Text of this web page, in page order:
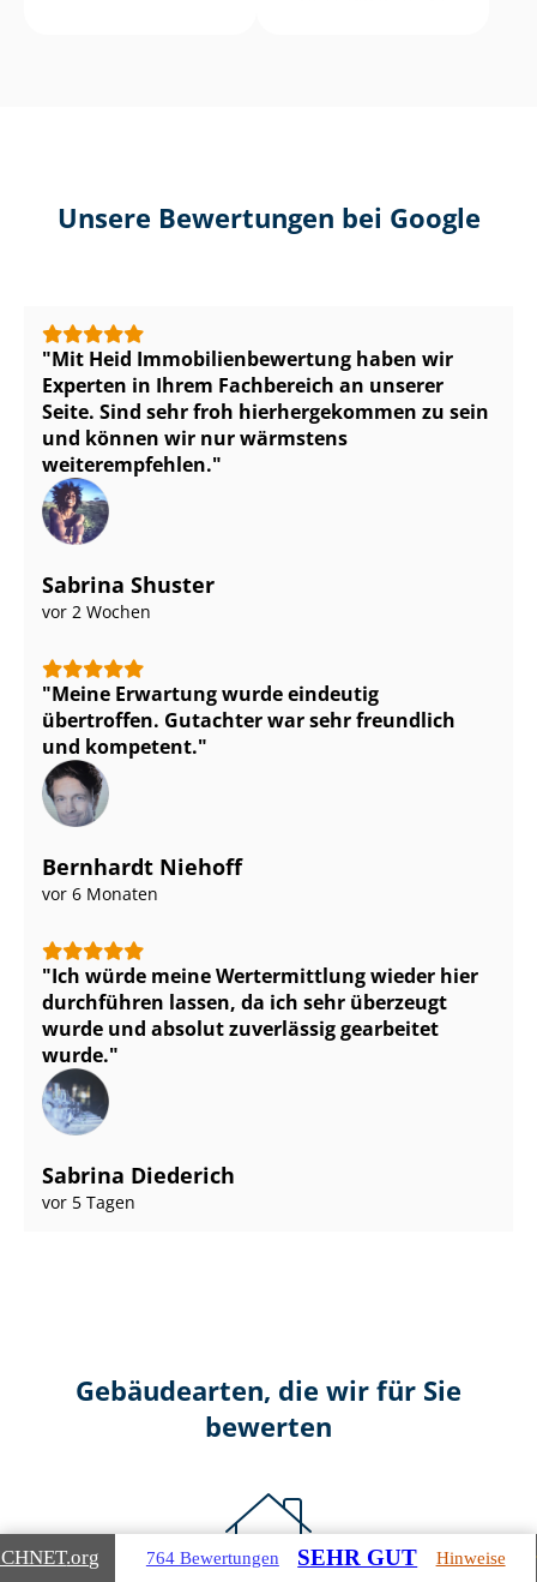
Unsere Bewertungen bei Google
Mit Heid Im­mo­bi­li­en­be­wer­tung haben wir
Experten in Ihrem Fachbereich an unserer
Seite. Sind sehr froh hierhergekommen zu sein
und können wir nur wärmstens
weiterempfehlen.
Sabrina Shuster
vor 2 Wochen
Meine Erwartung wurde eindeutig
übertroffen. Gutachter war sehr freundlich
und kompetent.
Bernhardt Niehoff
vor 6 Monaten
Ich würde meine Wertermittlung wieder hier
durchführen lassen, da ich sehr überzeugt
wurde und absolut zuverlässig gearbeitet
wurde.
Sabrina Diederich
vor 5 Tagen
Gebäudearten, die wir für Sie
bewerten
.org 764 Bewertungen SEHR GUT Hinweise